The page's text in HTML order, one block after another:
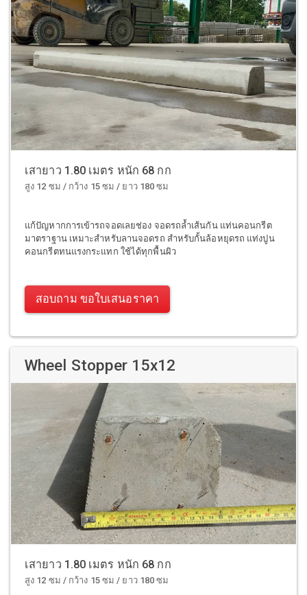
เสายาว 1.80 เมตร หนัก 68 กก
สูง 12 ซม / กว้าง 15 ซม / ยาว 180 ซม
แก้ปัญหากการเข้ารถจอดเลยช่อง จอดรถล้ำเส้นกัน แท่นคอนกรีต
มาตราฐาน เหมาะสำหรับลานจอดรถ สำหรับกั้นล้อหยุดรถ แท่งปูน
คอนกรีตทนแรงกระแทก ใช้ได้ทุกพื้นผิว
สอบถาม ขอใบเสนอราคา
Wheel Stopper 15x12
เสายาว 1.80 เมตร หนัก 68 กก
สูง 12 ซม / กว้าง 15 ซม / ยาว 180 ซม